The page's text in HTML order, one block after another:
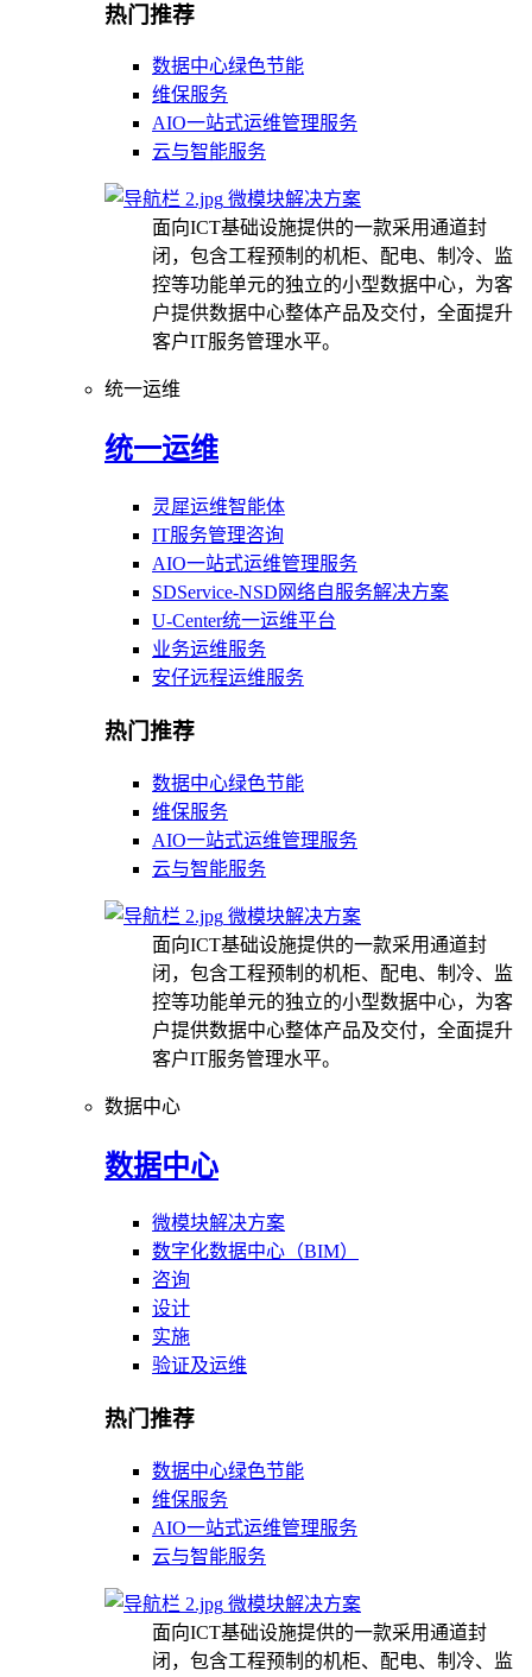
热门推荐
数据中心绿色节能
维保服务
AIO一站式运维管理服务
云与智能服务
微模块解决方案
面向ICT基础设施提供的一款采用通道封
闭，包含工程预制的机柜、配电、制冷、监
控等功能单元的独立的小型数据中心，为客
户提供数据中心整体产品及交付，全面提升
客户IT服务管理水平。
统一运维
统一运维
灵犀运维智能体
IT服务管理咨询
AIO一站式运维管理服务
SDService-NSD网络自服务解决方案
U-Center统一运维平台
业务运维服务
安仔远程运维服务
热门推荐
数据中心绿色节能
维保服务
AIO一站式运维管理服务
云与智能服务
微模块解决方案
面向ICT基础设施提供的一款采用通道封
闭，包含工程预制的机柜、配电、制冷、监
控等功能单元的独立的小型数据中心，为客
户提供数据中心整体产品及交付，全面提升
客户IT服务管理水平。
数据中心
数据中心
微模块解决方案
数字化数据中心（BIM）
咨询
设计
实施
验证及运维
热门推荐
数据中心绿色节能
维保服务
AIO一站式运维管理服务
云与智能服务
微模块解决方案
面向ICT基础设施提供的一款采用通道封
闭，包含工程预制的机柜、配电、制冷、监